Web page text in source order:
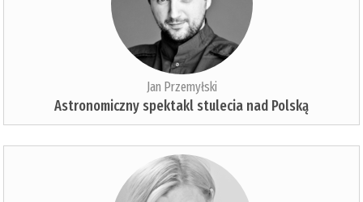
Jan Przemyłski
Astronomiczny spektakl stulecia nad Polską